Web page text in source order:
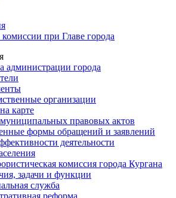
при Главе города
администрации города
организации
карте
правовых актов
формы обращений и заявлений
деятельности
комиссия города Кургана
задачи и функции
служба
реформа